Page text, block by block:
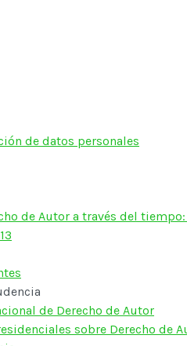
de datos personales
de Autor a través del
de Derecho de Autor
sobre Derecho de